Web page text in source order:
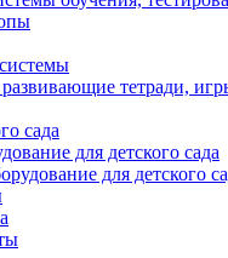
тетради,
сада
для детского сада
для детского